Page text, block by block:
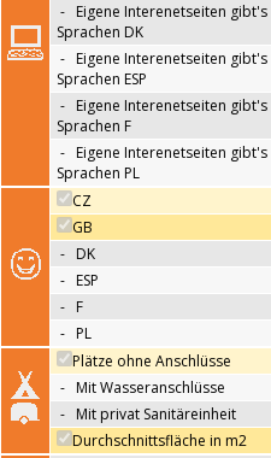
- Eigene Interenetseiten gibt's
Sprachen DK
- Eigene Interenetseiten gibt's
Sprachen ESP
- Eigene Interenetseiten gibt's
Sprachen F
- Eigene Interenetseiten gibt's
Sprachen PL
CZ
GB
- DK
- ESP
- F
- PL
Plätze ohne Anschlüsse
- Mit Wasseranschlüsse
- Mit privat Sanitäreinheit
Durchschnittsfläche in m2